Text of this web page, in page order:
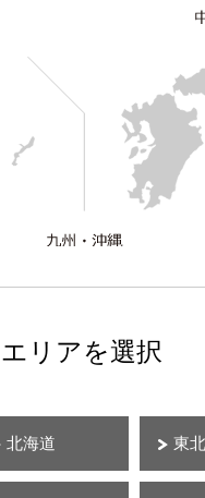
エリアを選択
北海道 東北